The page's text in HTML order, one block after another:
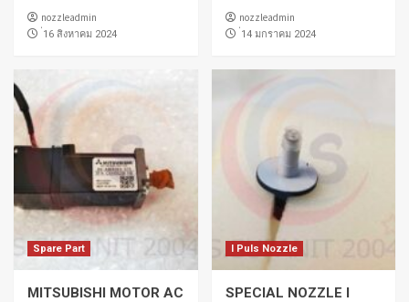
nozzleadmin
่16 สิงหาคม 2024
nozzleadmin
่14 มกราคม 2024
Spare Part
MITSUBISHI MOTOR AC
I Puls Nozzle
SPECIAL NOZZLE I